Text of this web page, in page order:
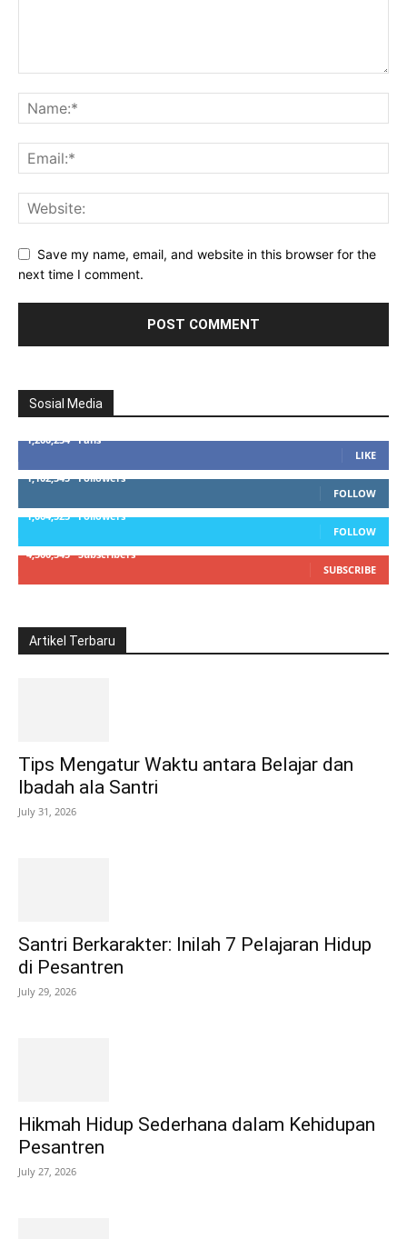
Save my name, email, and website in this browser for the
next time I comment.
Sosial Media
1,200,234 Fans
LIKE
1,102,345 Followers
FOLLOW
1,004,523 Followers
FOLLOW
4,500,345 Subscribers
SUBSCRIBE
Artikel Terbaru
Tips Mengatur Waktu antara Belajar dan
Ibadah ala Santri
July 31, 2026
Santri Berkarakter: Inilah 7 Pelajaran Hidup
di Pesantren
July 29, 2026
Hikmah Hidup Sederhana dalam Kehidupan
Pesantren
July 27, 2026